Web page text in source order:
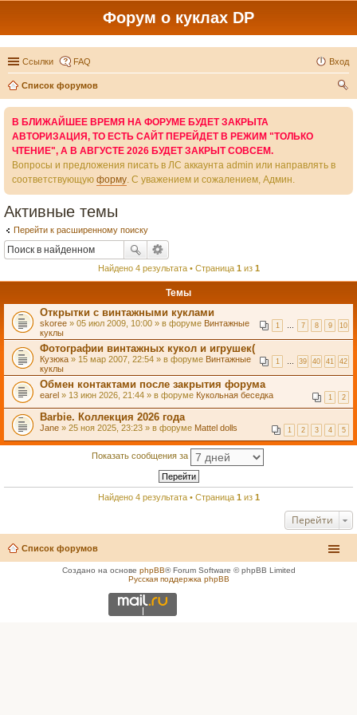
Форум о куклах DP
Ссылки FAQ Вход
Список форумов
В БЛИЖАЙШЕЕ ВРЕМЯ НА ФОРУМЕ БУДЕТ ЗАКРЫТА
АВТОРИЗАЦИЯ, ТО ЕСТЬ САЙТ ПЕРЕЙДЕТ В РЕЖИМ "ТОЛЬКО
ЧТЕНИЕ", А В АВГУСТЕ 2026 БУДЕТ ЗАКРЫТ СОВСЕМ.
Вопросы и предложения писать в ЛС аккаунта admin или направлять в
соответствующую форму. С уважением и сожалением, Админ.
Активные темы
Перейти к расширенному поиску
Найдено 4 результата • Страница 1 из 1
Темы
Открытки с винтажными куклами
1 7 8 9 10
skoree » 05 июл 2009, 10:00 » в форуме Винтажные
куклы
Фотографии винтажных кукол и игрушек(
1 39 40 41 42
Кузюка » 15 мар 2007, 22:54 » в форуме Винтажные
куклы
Обмен контактами после закрытия форума
1 2
earel » 13 июн 2026, 21:44 » в форуме Кукольная беседка
Barbie. Коллекция 2026 года
1 2 3 4 5
Jane » 25 ноя 2025, 23:23 » в форуме Mattel dolls
Показать сообщения за
Найдено 4 результата • Страница 1 из 1
Перейти
Список форумов
Создано на основе phpBB® Forum Software © phpBB Limited
Русская поддержка phpBB